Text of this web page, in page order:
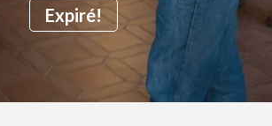
Expiré!